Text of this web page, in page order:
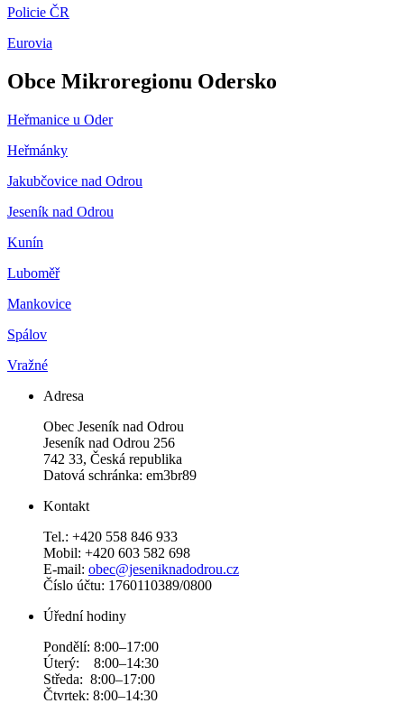
Policie ČR
Eurovia
Obce Mikroregionu Odersko
Heřmanice u Oder
Heřmánky
Jakubčovice nad Odrou
Jeseník nad Odrou
Kunín
Luboměř
Mankovice
Spálov
Vražné
Adresa
Obec Jeseník nad Odrou
Jeseník nad Odrou 256
742 33, Česká republika
Datová schránka: em3br89
Kontakt
Tel.: +420 558 846 933
Mobil: +420 603 582 698
E-mail: obec@jeseniknadodrou.cz
Číslo účtu: 1760110389/0800
Úřední hodiny
Pondělí: 8:00–17:00
Úterý: 8:00–14:30
Středa: 8:00–17:00
Čtvrtek: 8:00–14:30